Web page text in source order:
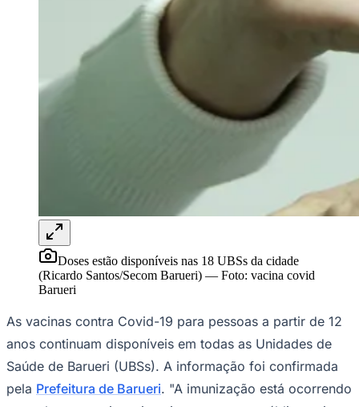
Doses estão disponíveis nas 18 UBSs da cidade
(Ricardo Santos/Secom Barueri)
As vacinas contra Covid-19 para pessoas a partir de 12
anos continuam disponíveis em todas as Unidades de
Saúde de Barueri (UBSs). A informação foi confirmada
Prefeitura de Barueri . "A imunização está ocorrendo